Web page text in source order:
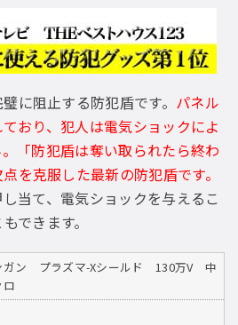
に阻止する防犯盾です。 パネル
おり、犯人は電気ショックによ
「防犯盾は奪い取られたら終わ
を克服した最新の防犯盾です。
当て、電気ショックを与えるこ
もできます。
ガン プラズマ-Xシールド 130万V 中